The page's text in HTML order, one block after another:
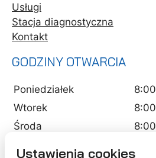
Usługi
Stacja diagnostyczna
Kontakt
GODZINY OTWARCIA
Poniedziałek
Wtorek
Środa
Ustawienia cookies